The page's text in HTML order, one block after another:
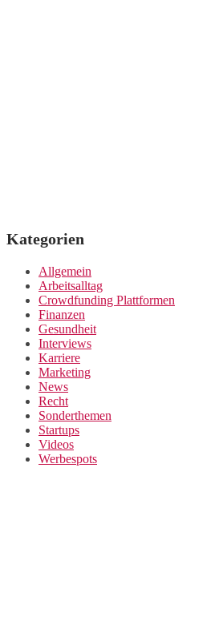
Kategorien
Allgemein
Arbeitsalltag
Crowdfunding Plattformen
Finanzen
Gesundheit
Interviews
Karriere
Marketing
News
Recht
Sonderthemen
Startups
Videos
Werbespots